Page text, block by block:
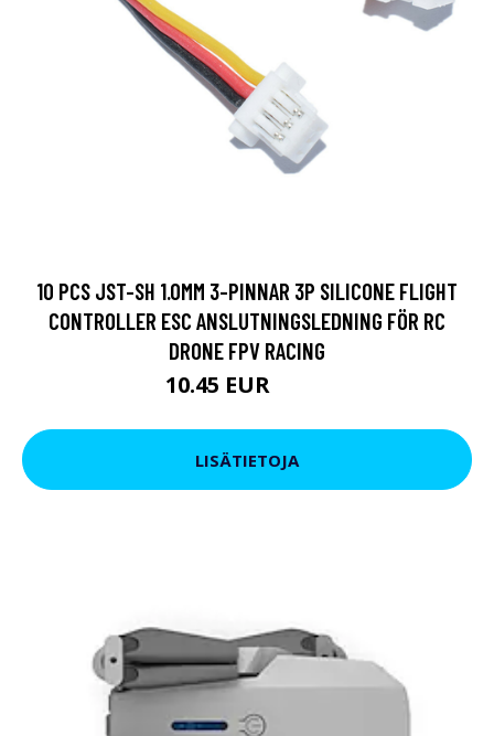
10 PCS JST-SH 1.0MM 3-PINNAR 3P SILICONE FLIGHT
CONTROLLER ESC ANSLUTNINGSLEDNING FÖR RC
DRONE FPV RACING
10.45 EUR
LISÄTIETOJA